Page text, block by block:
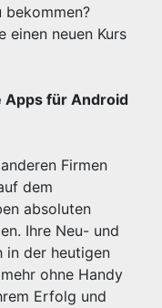
bekommen?
einen neuen Kurs
Apps für Android
Firmen
dem
absoluten
Ihre Neu- und
in der heutigen
ohne Handy
Erfolg und